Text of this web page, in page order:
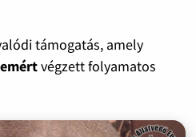
támogatás, amely
végzett folyamatos